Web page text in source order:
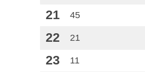
21 45
22 21
23 11